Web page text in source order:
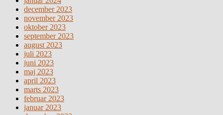
december 2023
november 2023
oktober 2023
september 2023
august 2023
juli 2023
juni 2023
maj 2023
april 2023
marts 2023
februar 2023
januar 2023